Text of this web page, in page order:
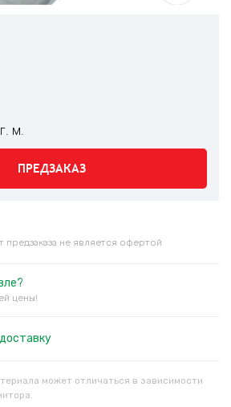
м.
ПРЕДЗАКАЗ
предзаказа не является офертой
цены!
может отличаться в зависимости